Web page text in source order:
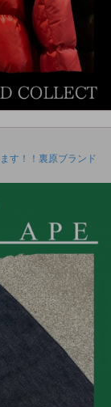
す！！裏原ブランド